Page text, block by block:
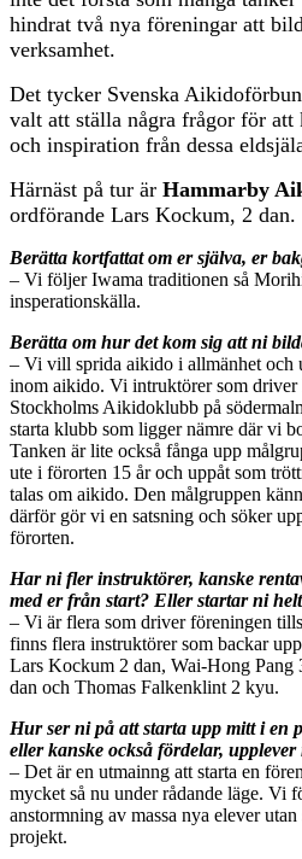
hindrat två nya föreningar att
verksamhet.
Det tycker Svenska
valt att ställa några frågor för att
och inspiration från dessa
Härnäst på tur är Hammarby
ordförande Lars Kockum, 2 dan.
Berätta kortfattat om er själva, er
– Vi följer Iwama traditionen så
insperationskälla.
Berätta om hur det kom sig att ni
– Vi vill sprida aikido i allmänhet och
inom aikido. Vi intruktörer som driver
Stockholms Aikidoklubb på
starta klubb som ligger nämre där vi
Tanken är lite också fånga upp
ute i förorten 15 år och uppåt som
talas om aikido. Den målgruppen
därför gör vi en satsning och söker
förorten.
Har ni fler instruktörer, kanske
med er från start? Eller startar ni
– Vi är flera som driver föreningen
finns flera instruktörer som backar
Lars Kockum 2 dan, Wai-Hong Pang
dan och Thomas Falkenklint 2 kyu.
Hur ser ni på att starta upp mitt i en
eller kanske också fördelar, upplever
– Det är en utmainng att starta en
mycket så nu under rådande läge. Vi
anstormning av massa nya elever
projekt.